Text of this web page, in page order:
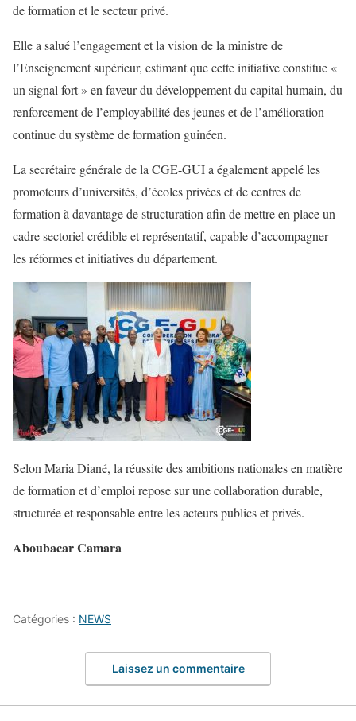
de formation et le secteur privé.
Elle a salué l’engagement et la vision de la ministre de
l’Enseignement supérieur, estimant que cette initiative constitue «
un signal fort » en faveur du développement du capital humain, du
renforcement de l’employabilité des jeunes et de l’amélioration
continue du système de formation guinéen.
La secrétaire générale de la CGE-GUI a également appelé les
promoteurs d’universités, d’écoles privées et de centres de
formation à davantage de structuration afin de mettre en place un
cadre sectoriel crédible et représentatif, capable d’accompagner
les réformes et initiatives du département.
Selon Maria Diané, la réussite des ambitions nationales en matière
de formation et d’emploi repose sur une collaboration durable,
structurée et responsable entre les acteurs publics et privés.
Aboubacar Camara
Catégories : NEWS
Laissez un commentaire